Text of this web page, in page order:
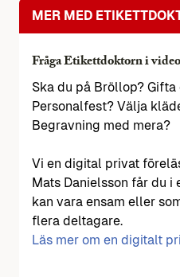
MER MED
Fråga Etikettdoktorn i
Ska du på Bröllop?
Personalfest? Välja
Begravning med mera?
Vi en digital privat
Mats Danielsson får du i
kan vara ensam eller
flera deltagare.
Läs mer om en digitalt